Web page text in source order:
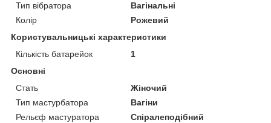
Тип вібратора
Вагінальні
Колір
Рожевий
Користувальницькі характеристики
Кількість батарейок
1
Основні
Стать
Жіночий
Тип мастурбатора
Вагіни
Рельєф мастуратора
Спіралеподібний